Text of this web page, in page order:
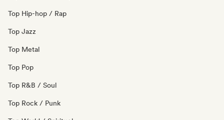
Top Hip-hop / Rap
Top Jazz
Top Metal
Top Pop
Top R&B / Soul
Top Rock / Punk